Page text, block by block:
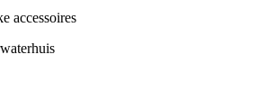
accessoires